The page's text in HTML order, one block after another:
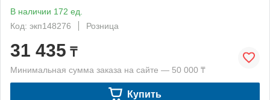
В наличии 172 ед.
Код: экп148276
Розница
31 435 ₸
Минимальная сумма заказа на сайте — 50 000 ₸
Купить